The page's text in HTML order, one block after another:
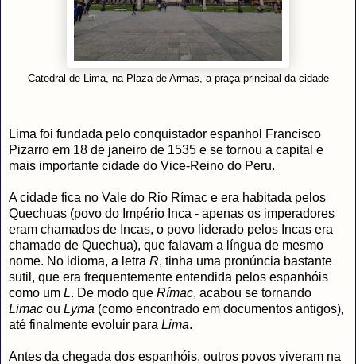
Catedral de Lima, na Plaza de Armas, a praça principal da cidade
Lima foi fundada pelo conquistador espanhol Francisco
Pizarro em 18 de janeiro de 1535 e se tornou a capital e
mais importante cidade do Vice-Reino do Peru.
A cidade fica no Vale do Rio Rímac e era habitada pelos
Quechuas (povo do Império Inca - apenas os imperadores
eram chamados de Incas, o povo liderado pelos Incas era
chamado de Quechua), que falavam a língua de mesmo
nome. No idioma, a letra R, tinha uma pronúncia bastante
sutil, que era frequentemente entendida pelos espanhóis
como um L. De modo que Rímac, acabou se tornando
Limac ou Lyma (como encontrado em documentos antigos),
até finalmente evoluir para Lima.
Antes da chegada dos espanhóis, outros povos viveram na